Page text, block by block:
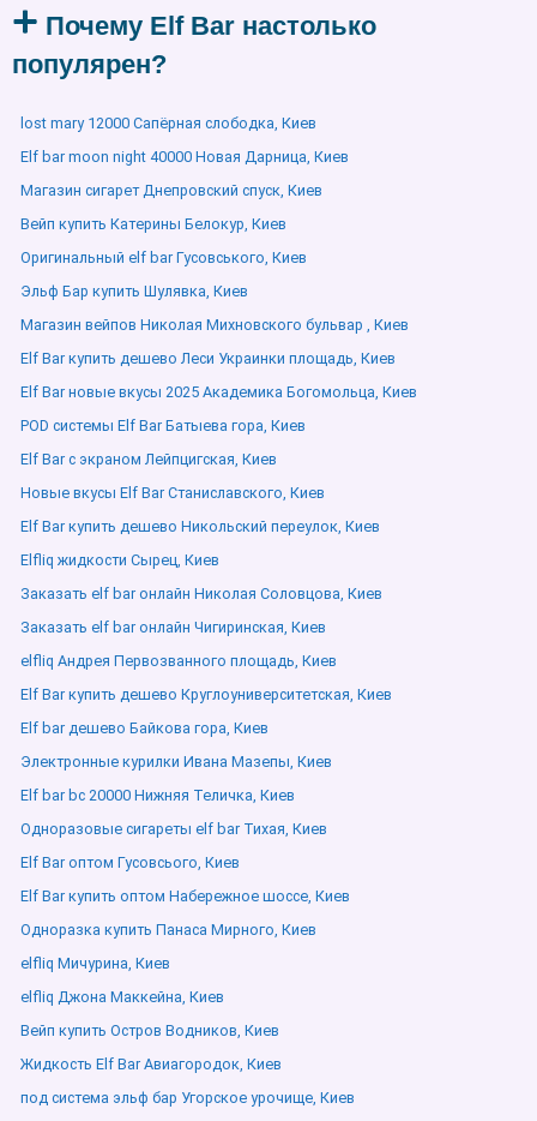
Почему Elf Bar настолько
популярен?
lost mary 12000 Сапёрная слободка, Киев
Elf bar moon night 40000 Новая Дарница, Киев
Магазин сигарет Днепровский спуск, Киев
Вейп купить Катерины Белокур, Киев
Оригинальный elf bar Гусовського, Киев
Эльф Бар купить Шулявка, Киев
Магазин вейпов Николая Михновского бульвар , Киев
Elf Bar купить дешево Леси Украинки площадь, Киев
Elf Bar новые вкусы 2025 Академика Богомольца, Киев
POD системы Elf Bar Батыева гора, Киев
Elf Bar с экраном Лейпцигская, Киев
Новые вкусы Elf Bar Станиславского, Киев
Elf Bar купить дешево Никольский переулок, Киев
Elfliq жидкости Сырец, Киев
Заказать elf bar онлайн Николая Соловцова, Киев
Заказать elf bar онлайн Чигиринская, Киев
elfliq Андрея Первозванного площадь, Киев
Elf Bar купить дешево Круглоуниверситетская, Киев
Elf bar дешево Байкова гора, Киев
Электронные курилки Ивана Мазепы, Киев
Elf bar bc 20000 Нижняя Теличка, Киев
Одноразовые сигареты elf bar Тихая, Киев
Elf Bar оптом Гусовсього, Киев
Elf Bar купить оптом Набережное шоссе, Киев
Одноразка купить Панаса Мирного, Киев
elfliq Мичурина, Киев
elfliq Джона Маккейна, Киев
Вейп купить Остров Водников, Киев
Жидкость Elf Bar Авиагородок, Киев
под система эльф бар Угорское урочище, Киев